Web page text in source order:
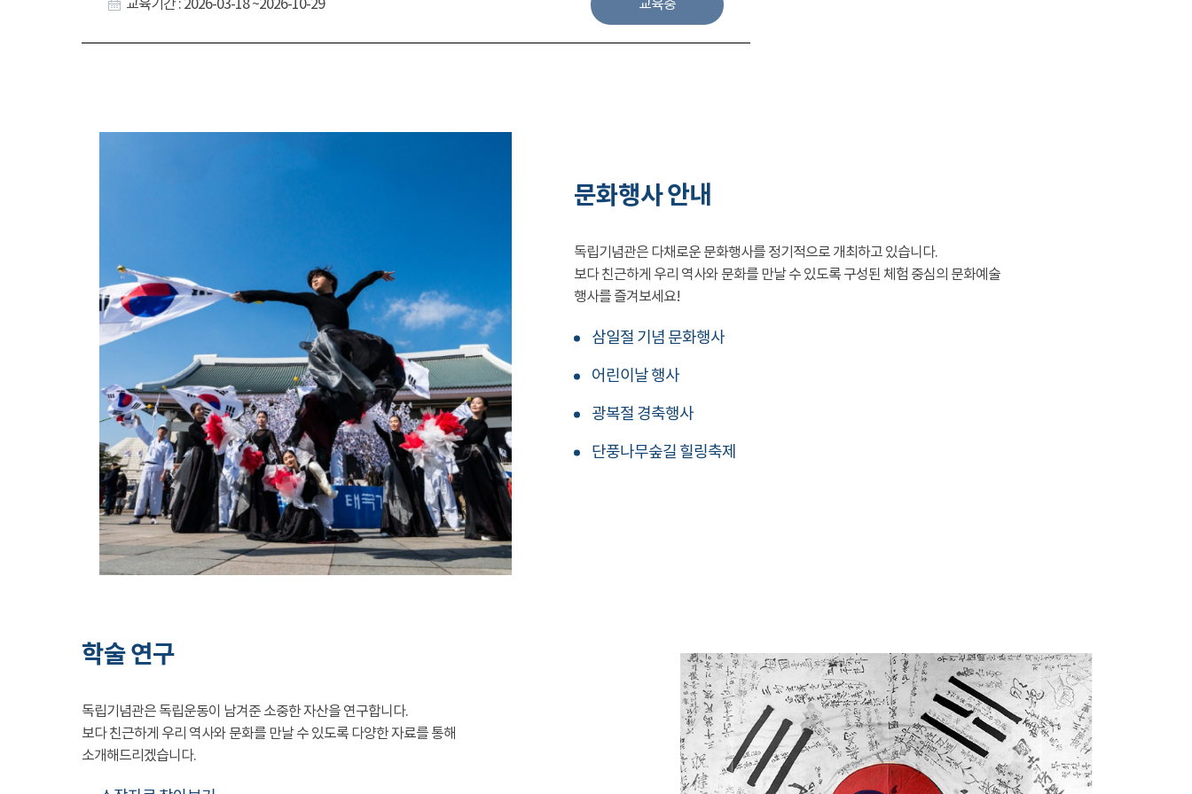
교육기간 : 2026-03-18 ~2026-10-29 교육중
문화행사 안내
독립기념관은 다채로운 문화행사를 정기적으로 개최하고 있습니다.
보다 친근하게 우리 역사와 문화를 만날 수 있도록 구성된 체험 중심의 문화예술
행사를 즐겨보세요!
삼일절 기념 문화행사
어린이날 행사
광복절 경축행사
단풍나무숲길 힐링축제
학술 연구
독립기념관은 독립운동이 남겨준 소중한 자산을 연구합니다.
보다 친근하게 우리 역사와 문화를 만날 수 있도록 다양한 자료를 통해
소개해드리겠습니다.